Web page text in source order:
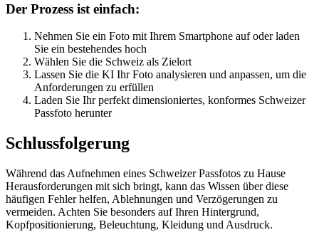
Der Prozess ist einfach:
Nehmen Sie ein Foto mit Ihrem Smartphone auf oder laden
Sie ein bestehendes hoch
Wählen Sie die Schweiz als Zielort
Lassen Sie die KI Ihr Foto analysieren und anpassen, um die
Anforderungen zu erfüllen
Laden Sie Ihr perfekt dimensioniertes, konformes Schweizer
Passfoto herunter
Schlussfolgerung
Während das Aufnehmen eines Schweizer Passfotos zu Hause
Herausforderungen mit sich bringt, kann das Wissen über diese
häufigen Fehler helfen, Ablehnungen und Verzögerungen zu
vermeiden. Achten Sie besonders auf Ihren Hintergrund,
Kopfpositionierung, Beleuchtung, Kleidung und Ausdruck.